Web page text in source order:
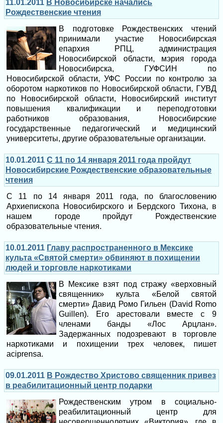
11.01.2011 В Новосибирске начались
Рождественские чтения
В подготовке Рождественских чтений
принимали участие Новосибирская
епархия РПЦ, администрация
Новосибирской области, мэрия города
Новосибирска, ГУФСИН по
Новосибирской области, УФС России по контролю за
оборотом наркотиков по Новосибирской области, ГУВД
по Новосибирской области, Новосибирский институт
повышения квалификации и переподготовки
работников образования, Новосибирские
государственные педагогический и медицинский
университеты, другие образовательные организации.
10.01.2011 С 11 по 14 января 2011 года пройдут
Новосибирские Рождественские образовательные
чтения
С 11 по 14 января 2011 года, по благословению
Архиепископа Новосибирского и Бердского Тихона, в
нашем городе пройдут Рождественские
образовательные чтения.
10.01.2011 Главу распространенного в Мексике
культа «Святой смерти» обвиняют в похищении
людей и торговле наркотиками
В Мексике взят под стражу «верховный
священник» культа «Белой святой
смерти» Давид Ромо Гильен (David Romo
Guillen). Его арестовали вместе с 9
членами банды «Лос Арцлан».
Задержанных подозревают в торговле
наркотиками и похищении трех человек, пишет
aciprensa.
09.01.2011 В Рождество Христово священник привез
в реабилитационный центр подарки
Рождественским утром в социально-
реабилитационный центр для